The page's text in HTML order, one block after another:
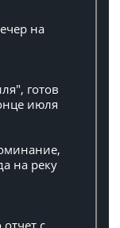
на
готов
июля
на реку
с